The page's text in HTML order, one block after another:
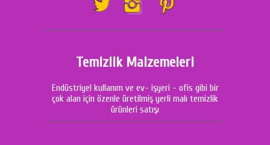
Temizlik Malzemeleri
Endüstriyel kullanım ve ev- işyeri - ofis gibi bir
çok alan için özenle üretilmiş yerli malı temizlik
ürünleri satışı